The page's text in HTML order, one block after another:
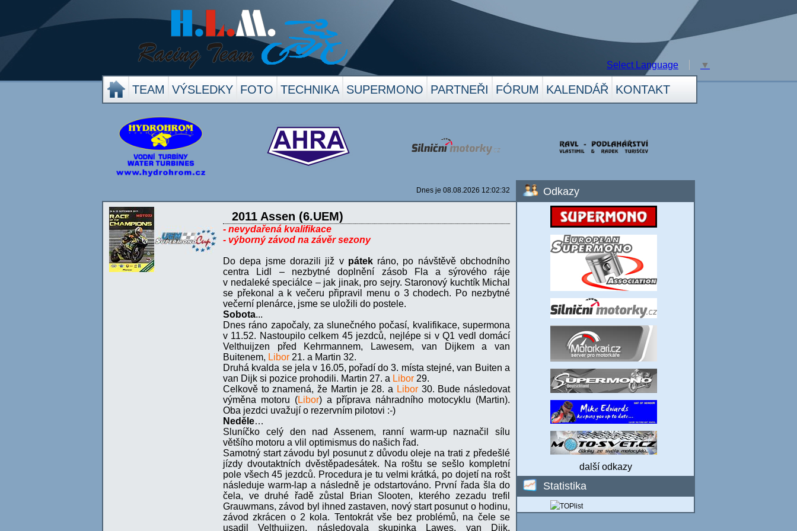
Select Language ▼
TEAM VÝSLEDKY FOTO TECHNIKA SUPERMONO PARTNEŘI FÓRUM KALENDÁŘ KONTAKT
Dnes je 08.08.2026 12:02:32
2011 Assen (6.UEM)
- nevydařená kvalifikace
- výborný závod na závěr sezony
Do depa jsme dorazili již v pátekráno, po návštěvě obchodního
centra Lidl – nezbytné doplnění zásob Fla a sýrového ráje
v nedaleké speciálce – jak jinak, pro sejry. Staronový kuchtík Michal
se překonal a k večeru připravil menu o 3 chodech. Po nezbytné
večerní plenárce, jsme se uložili do postele.
Sobota...
Dnes ráno započaly, za slunečného počasí, kvalifikace, supermona
v 11.52. Nastoupilo celkem 45 jezdců, nejlépe si v Q1 vedl domácí
Velthuijzen před Kehrmannem, Lawesem, van Dijkem a van
Buitenem, Libor 21. a Martin 32.
Druhá kvalda se jela v 16.05, pořadí do 3. místa stejné, van Buiten a
van Dijk si pozice prohodili. Martin 27. a Libor 29.
Celkově to znamená, že Martin je 28. a Libor30. Bude následovat
výměna motoru (Libor) a příprava náhradního motocyklu (Martin).
Oba jezdci uvažují o rezervním pilotovi :-)
Neděle…
Sluníčko celý den nad Assenem, ranní warm-up naznačil sílu
většího motoru a vlil optimismus do našich řad.
Samotný start závodu byl posunut z důvodu oleje na trati z předešlé
jízdy dvoutaktních dvěstěpadesátek. Na roštu se sešlo kompletní
pole všech 45 jezdců. Procedura je tu velmi krátká, po dojetí na rošt
následuje warm-lap a následně je odstartováno. První řada šla do
čela, ve druhé řadě zůstal Brian Slooten, kterého zezadu trefil
Grauwmans, závod byl ihned zastaven, nový start posunut o hodinu,
závod zkrácen o 2 kola. Tentokrát vše bez problémů, na čele se
usadil Velthuijzen, následovala skupinka Lawes, van Dijk,
Odkazy
další odkazy
Statistika